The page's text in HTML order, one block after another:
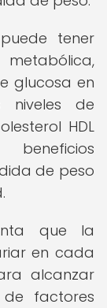
tener
glucosa en
niveles de
HDL
de peso
que la
en cada
alcanzar
factores